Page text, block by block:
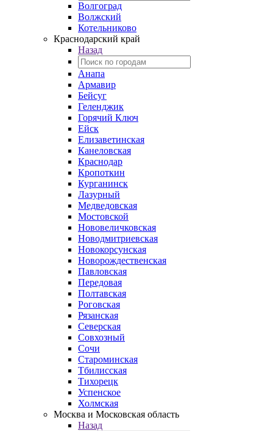
Волгоград
Волжский
Котельниково
Краснодарский край
Назад
Анапа
Армавир
Бейсуг
Геленджик
Горячий Ключ
Ейск
Елизаветинская
Канеловская
Краснодар
Кропоткин
Курганинск
Лазурный
Медведовская
Мостовской
Нововеличковская
Новодмитриевская
Новокорсунская
Новорождественская
Павловская
Передовая
Полтавская
Роговская
Рязанская
Северская
Совхозный
Сочи
Староминская
Тбилисская
Тихорецк
Успенское
Холмская
Москва и Московская область
Назад